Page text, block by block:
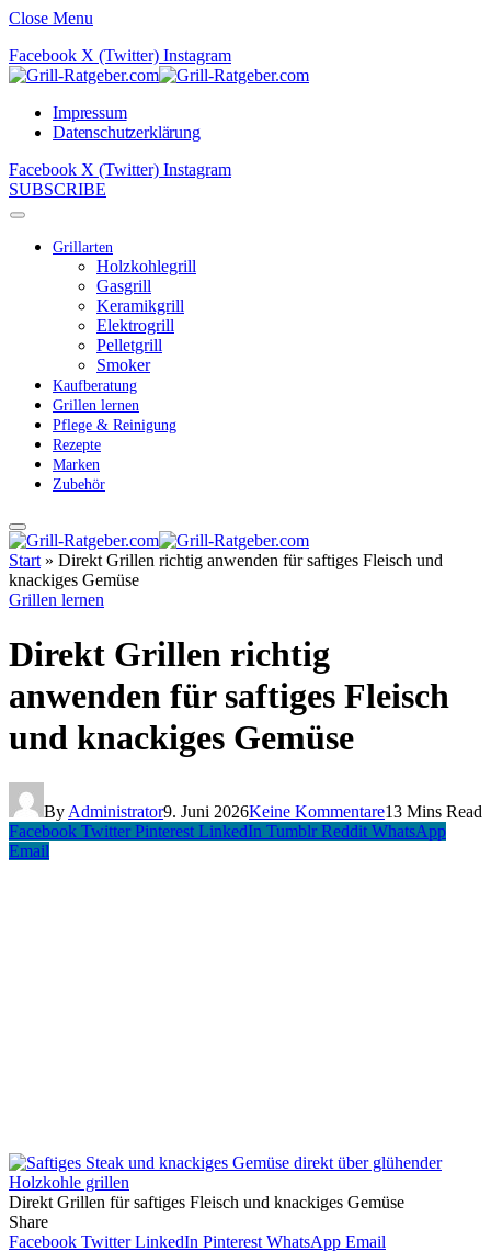
Close Menu
Facebook X (Twitter) Instagram
Impressum
Datenschutzerklärung
Facebook X (Twitter) Instagram
SUBSCRIBE
Grillarten
Holzkohlegrill
Gasgrill
Keramikgrill
Elektrogrill
Pelletgrill
Smoker
Kaufberatung
Grillen lernen
Pflege & Reinigung
Rezepte
Marken
Zubehör
Start » Direkt Grillen richtig anwenden für saftiges Fleisch und
knackiges Gemüse
Grillen lernen
Direkt Grillen richtig
anwenden für saftiges Fleisch
und knackiges Gemüse
By Administrator9. Juni 2026Keine Kommentare13 Mins Read
Facebook Twitter Pinterest LinkedIn Tumblr Reddit WhatsApp
Email
Direkt Grillen für saftiges Fleisch und knackiges Gemüse
Share
Facebook Twitter LinkedIn Pinterest WhatsApp Email